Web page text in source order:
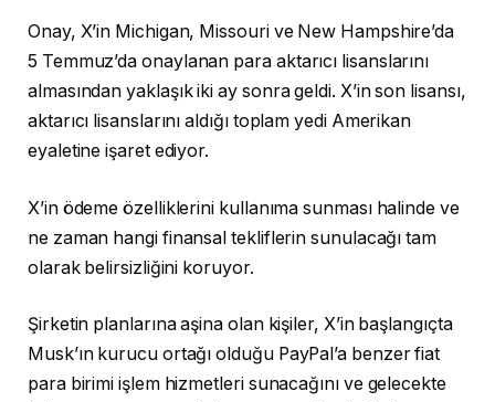
Onay, X’in Michigan, Missouri ve New Hampshire’da
5 Temmuz’da onaylanan para aktarıcı lisanslarını
almasından yaklaşık iki ay sonra geldi. X’in son lisansı,
aktarıcı lisanslarını aldığı toplam yedi Amerikan
eyaletine işaret ediyor.
X’in ödeme özelliklerini kullanıma sunması halinde ve
ne zaman hangi finansal tekliflerin sunulacağı tam
olarak belirsizliğini koruyor.
Şirketin planlarına aşina olan kişiler, X’in başlangıçta
Musk’ın kurucu ortağı olduğu PayPal’a benzer fiat
para birimi işlem hizmetleri sunacağını ve gelecekte